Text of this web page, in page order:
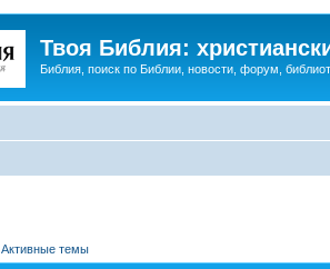
Твоя Библия:
Библия, поиск по Библии, новости, форум,
Активные темы